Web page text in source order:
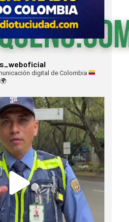
digital de Colombia
🌍